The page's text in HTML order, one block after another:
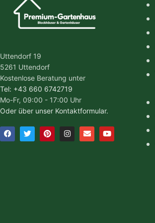
Uttendorf 19
5261 Uttendorf
Kostenlose Beratung unter
Tel: +43 660 6742719
Mo-Fr, 09:00 - 17:00 Uhr
Oder über unser Kontaktformular.